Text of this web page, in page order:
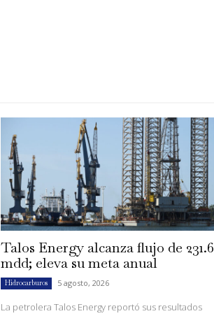
Talos Energy alcanza flujo de 231.6
mdd; eleva su meta anual
Hidrocarburos 5 agosto, 2026
La petrolera Talos Energy reportó sus resultados